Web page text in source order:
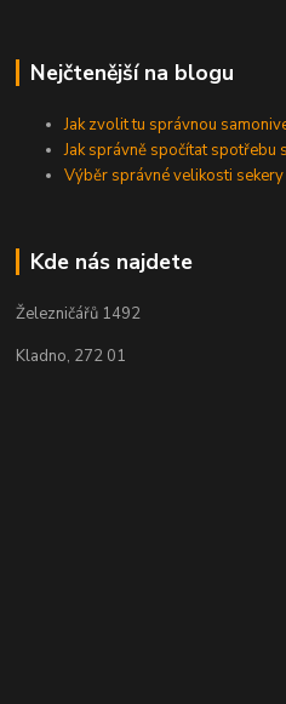
Nejčtenější na blogu
Jak zvolit tu správnou
Jak správně spočítat spotřebu
Výběr správné velikosti sekery
Kde nás najdete
Železničářů 1492
Kladno, 272 01